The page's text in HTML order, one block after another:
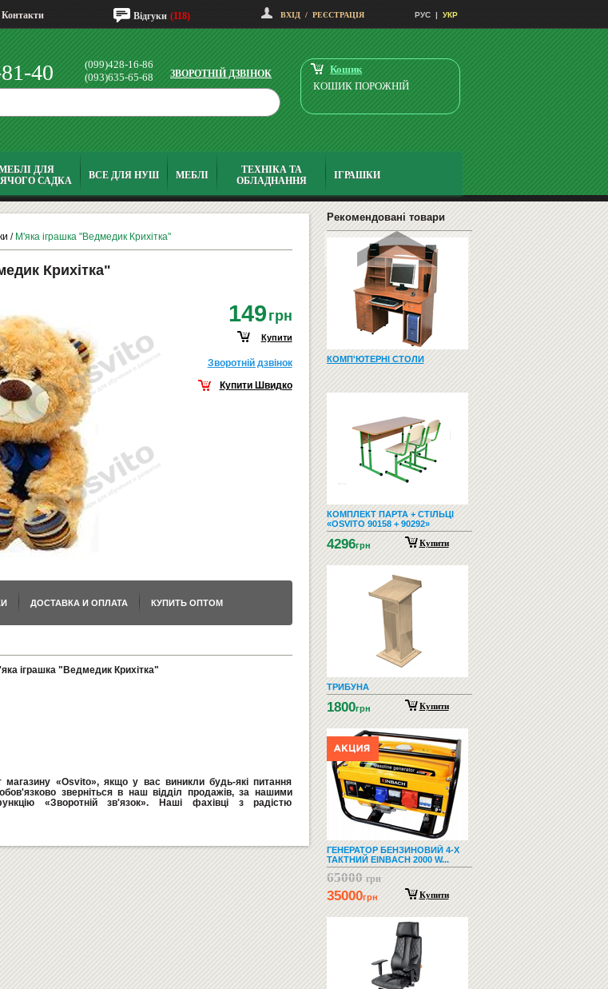
Контакти Відгуки (118) ВХІД / РЕЄСТРАЦІЯ РУС | УКР
40
(099)428-16-86
(093)635-65-68
ЗВОРОТНІЙ ДЗВІНОК
Кошик
КОШИК ПОРОЖНІЙ
ДЛЯ
САДКА
ВСЕ ДЛЯ НУШ МЕБЛІ
ТЕХНІКА ТА
ОБЛАДНАННЯ
ІГРАШКИ
/ М'яка іграшка "Ведмедик Крихітка"
Крихітка"
149 грн
Купити
Зворотнiй дзвiнок
Купити Швидко
ДОСТАВКА И ОПЛАТА КУПИТЬ ОПТОМ
іграшка "Ведмедик Крихітка"
магазину «Osvito», якщо у вас виникли будь-які питання
зверніться в наш відділ продажів, за нашими
«Зворотній зв'язок». Наші фахівці з радістю
Рекомендовані товари
ДИТЯЧИЙ СМАРТ-ГОДИННИК -
2795грн Купити
ФЛІПЧАРТИ
КОМП'ЮТЕРНІ СТОЛИ
КОМПЛЕКТ ПАРТА + СТІЛЬЦІ
«OSVITO 90158 + 90292»
4296грн Купити
ТРИБУНА
1800грн Купити
ГЕНЕРАТОР БЕНЗИНОВИЙ 4-Х
ТАКТНИЙ EINBACH 2000 W...
65000 грн
35000грн Купити